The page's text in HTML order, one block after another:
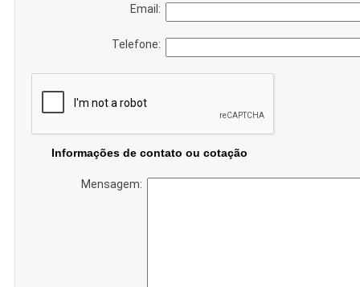
Email:
Telefone:
Informações de contato ou cotação
Mensagem: